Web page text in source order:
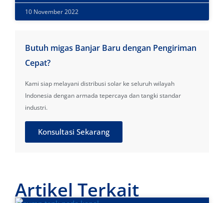
10 November 2022
Butuh migas Banjar Baru dengan Pengiriman
Cepat?
Kami siap melayani distribusi solar ke seluruh wilayah
Indonesia dengan armada tepercaya dan tangki standar
industri.
Konsultasi Sekarang
Artikel Terkait